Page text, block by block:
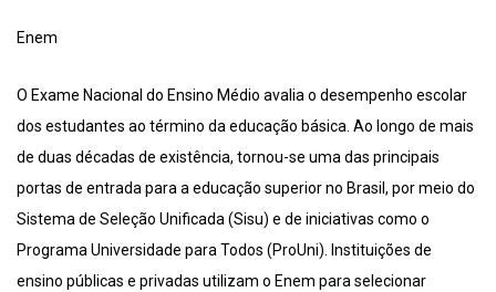
Enem
O Exame Nacional do Ensino Médio avalia o desempenho escolar
dos estudantes ao término da educação básica. Ao longo de mais
de duas décadas de existência, tornou-se uma das principais
portas de entrada para a educação superior no Brasil, por meio do
Sistema de Seleção Unificada (Sisu) e de iniciativas como o
Programa Universidade para Todos (ProUni). Instituições de
ensino públicas e privadas utilizam o Enem para selecionar